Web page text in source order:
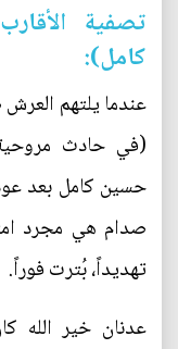
تصفية
كامل):
عندما يلتهم
(في حادث
حسين كامل بعد
صدام هي مجرد
تهديداً، بُترت فوراً.
عدنان خير الله